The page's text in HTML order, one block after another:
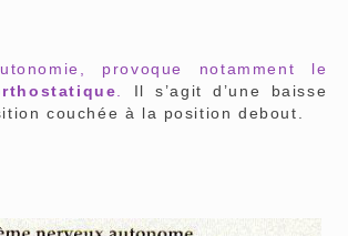
provoque notamment le
.
Il s’agit d’une baisse
couchée à la position debout.